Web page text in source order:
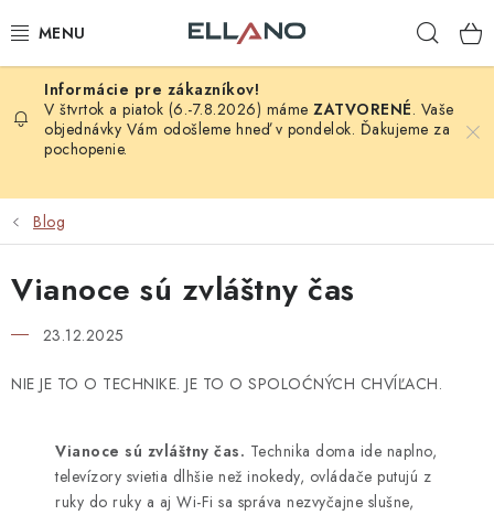
na
NOVINKY
PRÍJEM TV
ELEKTRO
AUTO - MOTO - CYKLO
ROZBALENÝ TOVAR
Kontakty Kto sme? Moja objednávka
V štvrtok a piatok (6.-7.8.2026) máme ZATVORENÉ. Vaše
objednávky Vám odošleme hneď v pondelok. Ďakujeme za
pochopenie.
Blog
Vianoce sú zvláštny čas
23.12.2025
NIE JE TO O TECHNIKE. JE TO O SPOLOĆNÝCH CHVÍĽACH.
Vianoce sú zvláštny čas. Technika doma ide naplno,
televízory svietia dlhšie než inokedy, ovládače putujú z
ruky do ruky a aj Wi-Fi sa správa nezvyčajne slušne,